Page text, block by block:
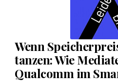
Wenn
tanzen: Wie
Qualcomm im